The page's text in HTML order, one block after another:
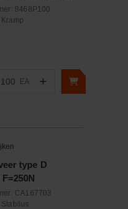
8468P100
Kramp
EA +
type D
CA167703
Stabilus